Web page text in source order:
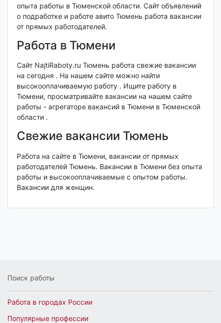
опыта работы в Тюменской области. Сайт объявлений
о подработке и работе авито Тюмень работа вакансии
от прямых работодателей.
Работа в Тюмени
Сайт NajtiRaboty.ru Тюмень работа свежие вакансии
на сегодня . На нашем сайте можно найти
высокооплачиваемую работу . Ищите работу в
Тюмени, просматривайте вакансии на нашем сайте
работы - агрегаторе вакансий в Тюмени в Тюменской
области .
Свежие вакансии Тюмень
Работа на сайте в Тюмени, вакансии от прямых
работодателей Тюмень. Вакансии в Тюмени без опыта
работы и высокооплачиваемые с опытом работы.
Вакансии для женщин.
Поиск работы
Работа в городах России
Популярные профессии